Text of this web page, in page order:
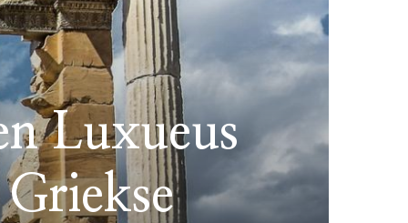
Luxueus